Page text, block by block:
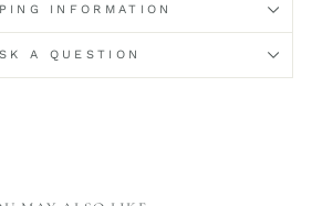
INFORMATION
A QUESTION